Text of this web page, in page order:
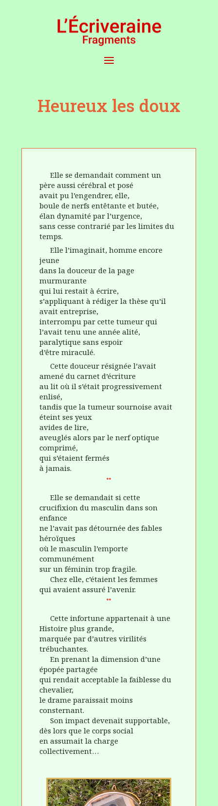
Heureux les doux
Elle se demandait comment un
père aussi cérébral et posé
avait pu l’engendrer, elle,
boule de nerfs entêtante et butée,
élan dynamité par l’urgence,
sans cesse contrarié par les limites du
temps.
Elle l’imaginait, homme encore
jeune
dans la douceur de la page
murmurante
qui lui restait à écrire,
s’appliquant à rédiger la thèse qu’il
avait entreprise,
interrompu par cette tumeur qui
l’avait tenu une année alité,
paralytique sans espoir
d’être miraculé.
Cette douceur résignée l’avait
amené du carnet d’écriture
au lit où il s’était progressivement
enlisé,
tandis que la tumeur sournoise avait
éteint ses yeux
avides de lire,
aveuglés alors par le nerf optique
comprimé,
qui s’étaient fermés
à jamais.
Elle se demandait si cette
crucifixion du masculin dans son
enfance
ne l’avait pas détournée des fables
héroïques
où le masculin l’emporte
communément
sur un féminin trop fragile.
Chez elle, c’étaient les femmes
qui avaient assuré l’avenir.
Cette infortune appartenait à une
Histoire plus grande,
marquée par d’autres virilités
trébuchantes.
En prenant la dimension d’une
épopée partagée
qui rendait acceptable la faiblesse du
chevalier,
le drame paraissait moins
consternant.
Son impact devenait supportable,
dès lors que le corps social
en assumait la charge
collectivement…